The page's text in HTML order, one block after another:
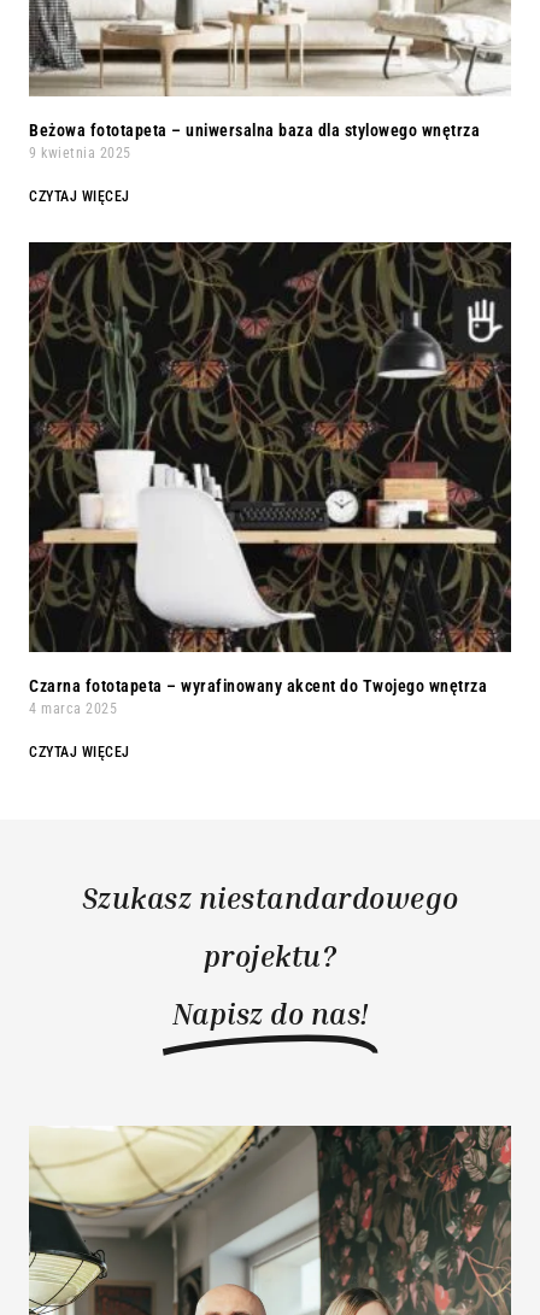
Beżowa fototapeta – uniwersalna baza dla stylowego wnętrza
9 kwietnia 2025
CZYTAJ WIĘCEJ
Czarna fototapeta – wyrafinowany akcent do Twojego wnętrza
4 marca 2025
CZYTAJ WIĘCEJ
Szukasz niestandardowego
projektu?
Napisz do nas!